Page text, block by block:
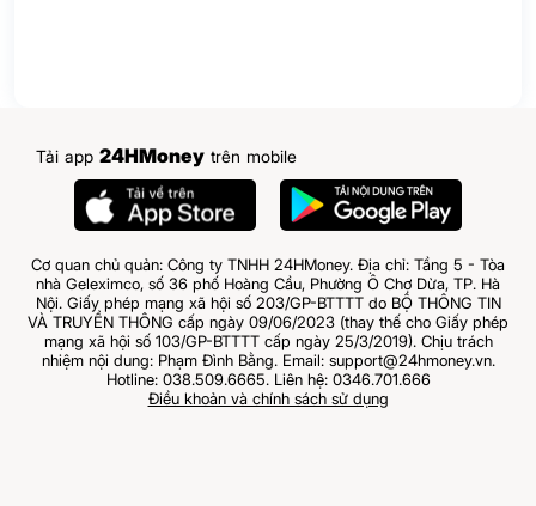
Tải app 24HMoney trên mobile
Cơ quan chủ quản: Công ty TNHH 24HMoney. Địa chỉ: Tầng 5 - Tòa
nhà Geleximco, số 36 phố Hoàng Cầu, Phường Ô Chợ Dừa, TP. Hà
Nội. Giấy phép mạng xã hội số 203/GP-BTTTT do BỘ THÔNG TIN
VÀ TRUYỀN THÔNG cấp ngày 09/06/2023 (thay thế cho Giấy phép
mạng xã hội số 103/GP-BTTTT cấp ngày 25/3/2019). Chịu trách
nhiệm nội dung: Phạm Đình Bằng. Email: support@24hmoney.vn.
Hotline: 038.509.6665. Liên hệ: 0346.701.666
Điều khoản và chính sách sử dụng